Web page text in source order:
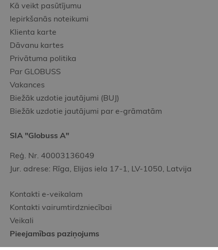
Kā veikt pasūtījumu
Iepirkšanās noteikumi
Klienta karte
Dāvanu kartes
Privātuma politika
Par GLOBUSS
Vakances
Biežāk uzdotie jautājumi (BUJ)
Biežāk uzdotie jautājumi par e-grāmatām
SIA "Globuss A"
Reģ. Nr. 40003136049
Jur. adrese: Rīga, Elijas iela 17-1, LV-1050, Latvija
Kontakti e-veikalam
Kontakti vairumtirdzniecībai
Veikali
Pieejamības paziņojums